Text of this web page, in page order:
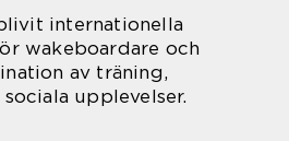
internationella
wakeboardare och
av träning,
upplevelser.